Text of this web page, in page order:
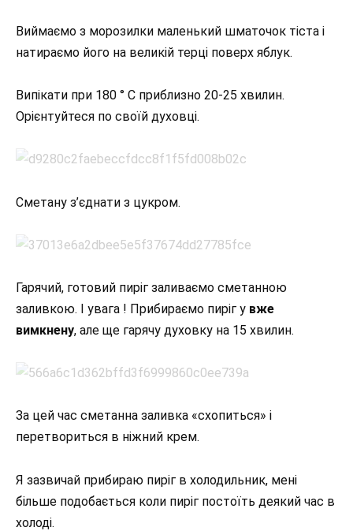
Виймаємо з морозилки маленький шматочок тіста і
натираємо його на великій терці поверх яблук.
Випікати при 180 ° С приблизно 20-25 хвилин.
Орієнтуйтеся по своїй духовці.
Сметану з’єднати з цукром.
Гарячий, готовий пиріг заливаємо сметанною
заливкою. І увага ! Прибираємо пиріг у вже
вимкнену, але ще гарячу духовку на 15 хвилин.
За цей час сметанна заливка «схопиться» і
перетвориться в ніжний крем.
Я зазвичай прибираю пиріг в холодильник, мені
більше подобається коли пиріг постоїть деякий час в
холоді.